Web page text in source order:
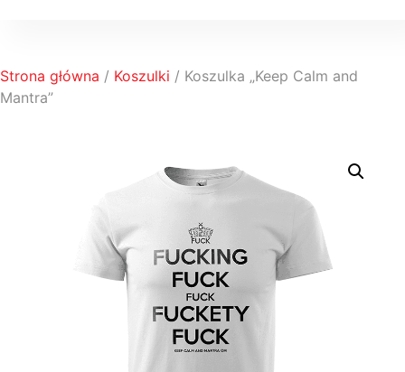
Strona główna / Koszulki / Koszulka „Keep Calm and
Mantra”